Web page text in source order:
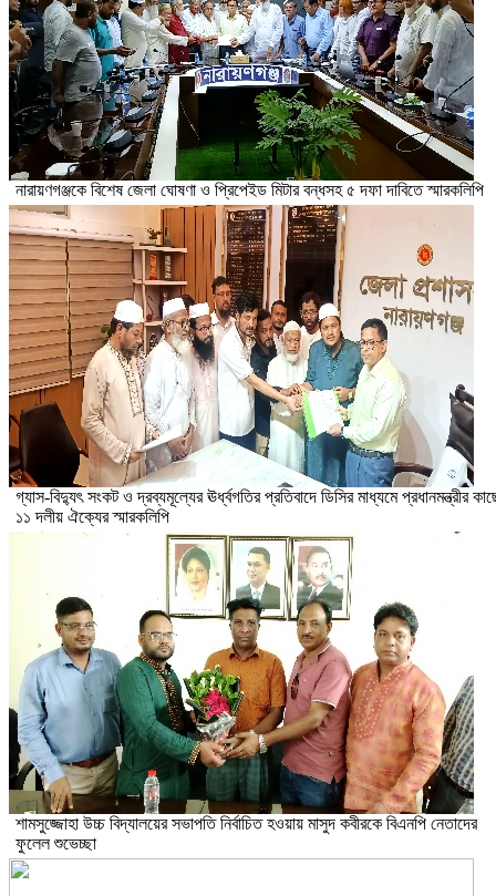
নারায়ণগঞ্জকে বিশেষ জেলা ঘোষণা ও প্রিপেইড মিটার বন্ধসহ ৫ দফা দাবিতে স্মারকলিপি
গ্যাস-বিদ্যুৎ সংকট ও দ্রব্যমূল্যের ঊর্ধ্বগতির প্রতিবাদে ডিসির মাধ্যমে প্রধানমন্ত্রীর
১১ দলীয় ঐক্যের স্মারকলিপি
শামসুজ্জোহা উচ্চ বিদ্যালয়ের সভাপতি নির্বাচিত হওয়ায় মাসুদ কবীরকে বিএনপি নেতাদের
ফুলেল শুভেচ্ছা